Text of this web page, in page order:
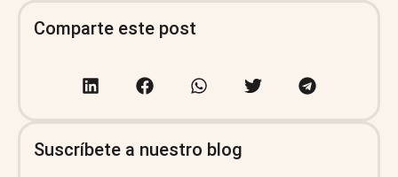
Comparte este post
Suscríbete a nuestro blog